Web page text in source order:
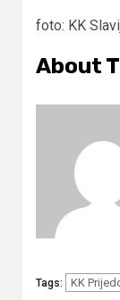
foto: KK
About
Tags: KK